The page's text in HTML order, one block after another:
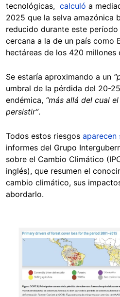
tecnológicas, calculó a
2025 que la selva amazónica
reducido durante este
cercana a la de un país como
hectáreas de los 420 millones
Se estaría aproximando a un
umbral de la pérdida del 20-
endémica, “más allá del cual
persistir”.
Todos estos riesgos aparecen
informes del Grupo
sobre el Cambio Climático
inglés), que resumen el
cambio climático, sus
abordarlo.
Image